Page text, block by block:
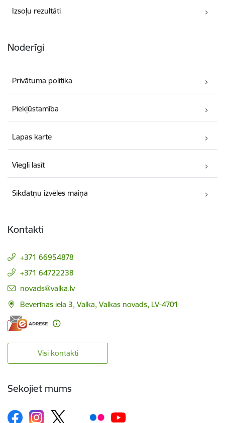
Izsoļu rezultāti
Noderīgi
Privātuma politika
Piekļūstamība
Lapas karte
Viegli lasīt
Sīkdatņu izvēles maiņa
Kontakti
+371 66954878
+371 64722238
E-pasts:
novads@valka.lv
Beverīnas iela 3, Valka, Valkas novads, LV-4701
Visi kontakti
Sekojiet mums